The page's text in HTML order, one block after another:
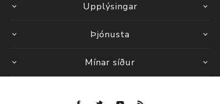
Upplýsingar
Þjónusta
Mínar síður